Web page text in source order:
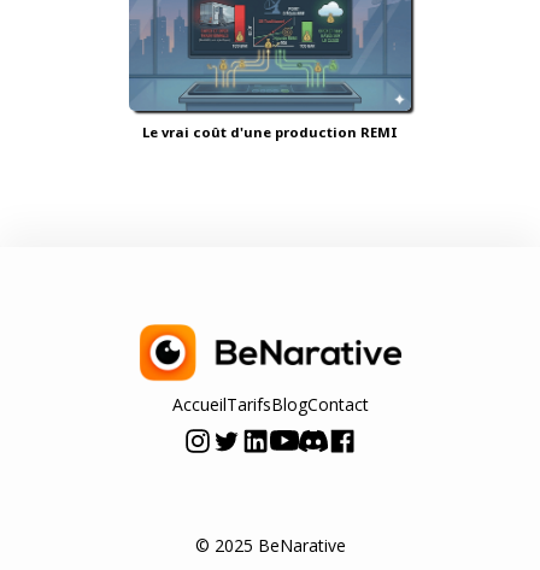
Le vrai coût d'une production REMI
AccueilTarifsBlogContact
© 2025 BeNarative